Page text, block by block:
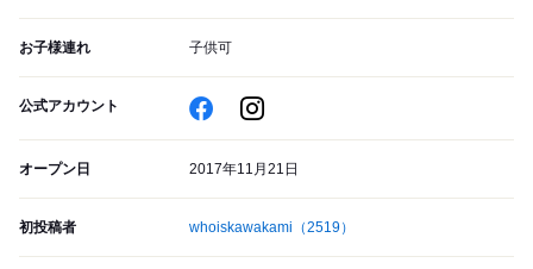
お子様連れ 子供可
公式アカウント
オープン日 2017年11月21日
初投稿者 whoiskawakami （2519）